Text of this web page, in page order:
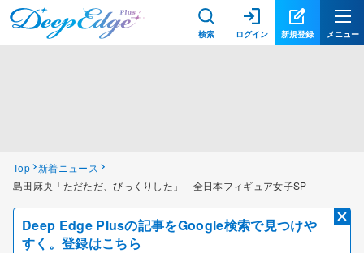
検索 ログイン 新規登録 メニュー
Top 新着ニュース
島田麻央「ただただ、びっくりした」 全日本フィギュア女子SP
Deep Edge Plusの記事をGoogle検索で見つけや
すく。登録はこちら